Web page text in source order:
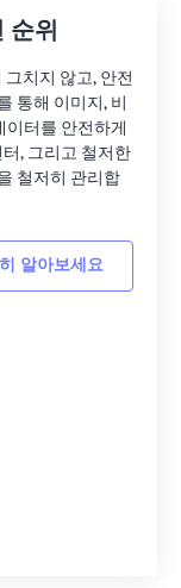
위
치지 않고, 안전
통해 이미지, 비
터를 안전하게
, 그리고 철저한
철저히 관리합
알아보세요